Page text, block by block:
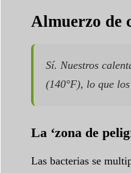
Almuerzo de
Sí. Nuestros
(140°F), lo que
La ‘zona de
Las bacterias se